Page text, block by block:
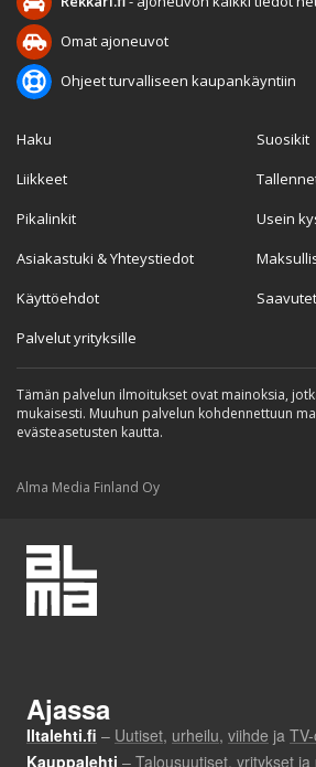
Omat ajoneuvot
Ohjeet turvalliseen kaupankäyntiin
Haku
Liikkeet
Pikalinkit
Asiakastuki & Yhteystiedot
Käyttöehdot
Palvelut yrityksille
Suosikit
Usein
Tämän palvelun ilmoitukset ovat mainoksia,
mukaisesti. Muuhun palvelun kohdennettuun
evästeasetusten kautta.
Alma Media Finland Oy